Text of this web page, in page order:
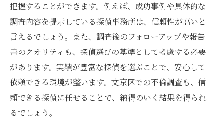
把握することができます。例えば、成功事例や具体的な
調査内容を提示している探偵事務所は、信頼性が高いと
言えるでしょう。また、調査後のフォローアップや報告
書のクオリティも、探偵選びの基準として考慮する必要
があります。実績が豊富な探偵を選ぶことで、安心して
依頼できる環境が整います。文京区での不倫調査も、信
頼できる探偵に任せることで、納得のいく結果を得られ
るでしょう。